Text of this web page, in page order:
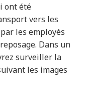
ont été
vers les
les employés
Dans un
surveiller la
les images